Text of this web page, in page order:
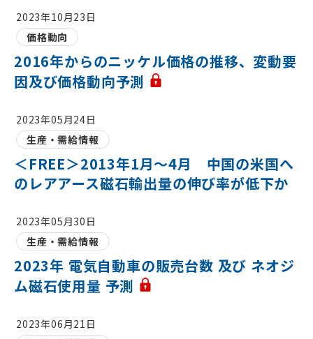
2023年10月23日
価格動向
2016年からのニッケル価格の推移、変動要
因及び価格動向予測
2023年05月24日
生産・需給情報
＜FREE＞2013年1月～4月 中国の米国へ
のレアアース磁石輸出量の伸び率が低下か
2023年05月30日
生産・需給情報
2023年 電気自動車の販売台数 及び ネオジ
ム磁石使用量 予測
2023年06月21日